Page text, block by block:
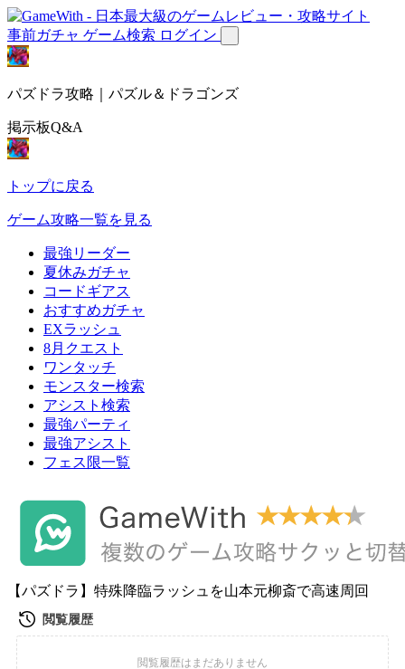
事前ガチャ ゲーム検索 ログイン
パズドラ攻略｜パズル＆ドラゴンズ
掲示板Q&A
トップに戻る
ゲーム攻略一覧を見る
最強リーダー
夏休みガチャ
コードギアス
おすすめガチャ
EXラッシュ
8月クエスト
ワンタッチ
モンスター検索
アシスト検索
最強パーティ
最強アシスト
フェス限一覧
【パズドラ】特殊降臨ラッシュを山本元柳斎で高速周回